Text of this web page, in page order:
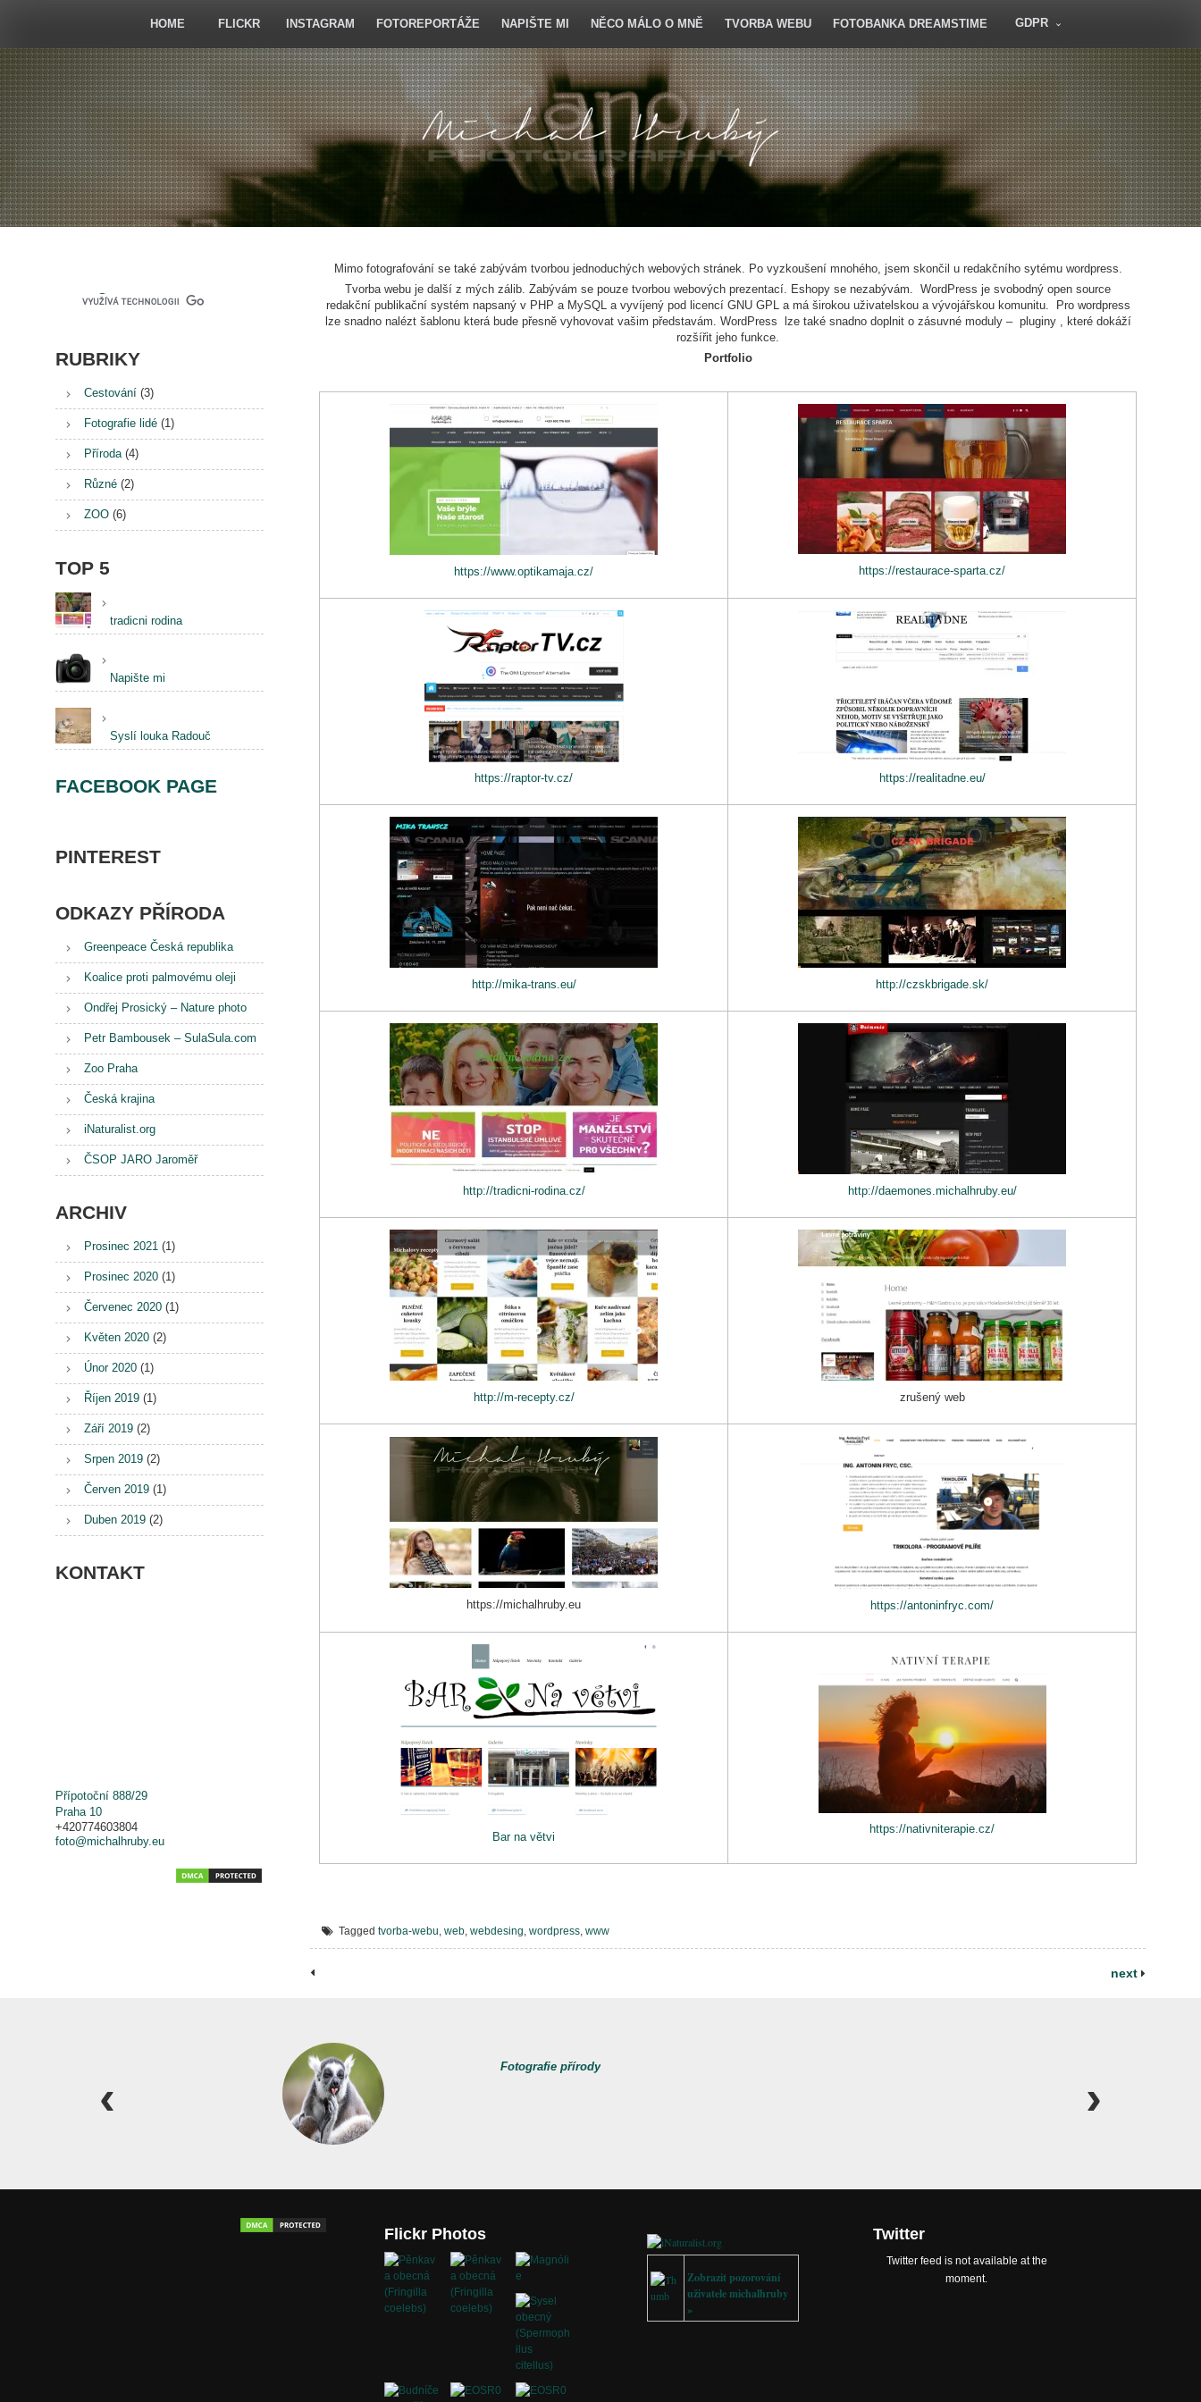
HOME FLICKR INSTAGRAM FOTOREPORTÁŽE NAPIŠTE MI NĚCO MÁLO O MNĚ TVORBA WEBU FOTOBANKA DREAMSTIME GDPR
Mimo fotografování se také zabývám tvorbou jednoduchých webových stránek. Po vyzkoušení mnohého, jsem skončil u redakčního sytému wordpress.
Tvorba webu je další z mých zálib. Zabývám se pouze tvorbou webových prezentací. Eshopy se nezabývám. WordPress je svobodný open source
redakční publikační systém napsaný v PHP a MySQL a vyvíjený pod licencí GNU GPL a má širokou uživatelskou a vývojářskou komunitu. Pro wordpress
lze snadno nalézt šablonu která bude přesně vyhovovat vašim představám. WordPress lze také snadno doplnit o zásuvné moduly – pluginy , které dokáží
rozšířit jeho funkce.
Portfolio
https://www.optikamaja.cz/ https://restaurace-sparta.cz/
https://raptor-tv.cz/ https://realitadne.eu/
http://mika-trans.eu/ http://czskbrigade.sk/
http://tradicni-rodina.cz/ http://daemones.michalhruby.eu/
http://m-recepty.cz/ zrušený web
https://michalhruby.eu https://antoninfryc.com/
Bar na větvi
https://nativniterapie.cz/
Tagged tvorba-webu web webdesing wordpress www
next
RUBRIKY
Cestování (3)
Fotografie lidé (1)
Příroda(4)
Různé (2)
ZOO (6)
TOP 5
tradicni rodina
Napište mi
Syslí louka Radouč
FACEBOOK PAGE
PINTEREST
ODKAZY PŘÍRODA
Greenpeace Česká republika
Koalice proti palmovému oleji
Ondřej Prosický – Nature photo
Petr Bambousek – SulaSula.com
Zoo Praha
Česká krajina
iNaturalist.org
ČSOP JARO Jaroměř
ARCHIV
Prosinec 2021 (1)
Prosinec 2020 (1)
Červenec 2020 (1)
Květen 2020 (2)
Únor 2020 (1)
Říjen 2019 (1)
Září 2019 (2)
Srpen 2019 (2)
Červen 2019 (1)
Duben 2019 (2)
KONTAKT
Přípotoční 888/29
Praha 10
+420774603804
foto@michalhruby.eu
Flickr Photos
Zobrazit pozorování
uživatele michalhruby
»
Twitter
Twitter feed is not available at the
moment.